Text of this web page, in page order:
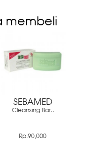
membeli
SEBAMED
Cleansing Bar..
Rp.90,000